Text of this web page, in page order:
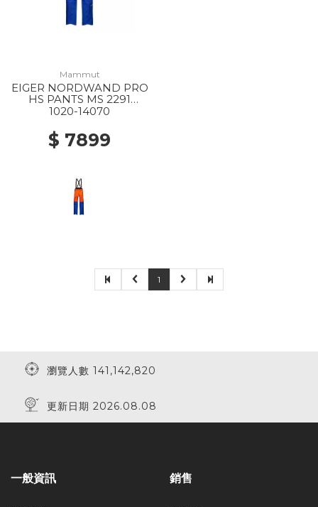
Mammut
EIGER NORDWAND PRO
HS PANTS MS 2291
EIGER ORANGE-EIGER
1020-14070
$ 7899
1
瀏覽人數 141,142,820
更新日期 2026.08.08
一般資訊 銷售